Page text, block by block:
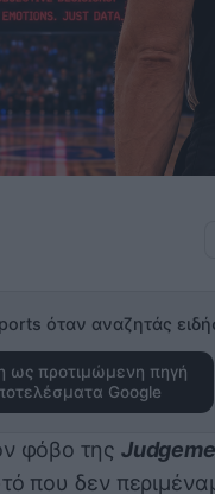
όταν αναζητάς
ως προτιμώμενη πηγή
Google
φόβο της
που δεν